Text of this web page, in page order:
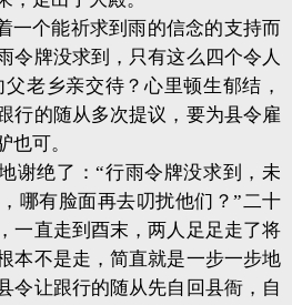
一个能祈求到雨的信念的支持而
令牌没求到，只有这么四个令人
老乡亲交待？心里顿生郁结，
行的随从多次提议，要为县令雇
也可。
谢绝了：“行雨令牌没求到，未
哪有脸面再去叨扰他们？”二十
一直走到酉末，两人足足走了将
本不是走，简直就是一步一步地
令让跟行的随从先自回县衙，自